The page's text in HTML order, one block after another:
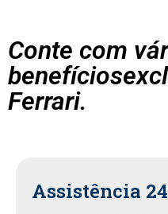
Conte com
Ferrari.
Assistência